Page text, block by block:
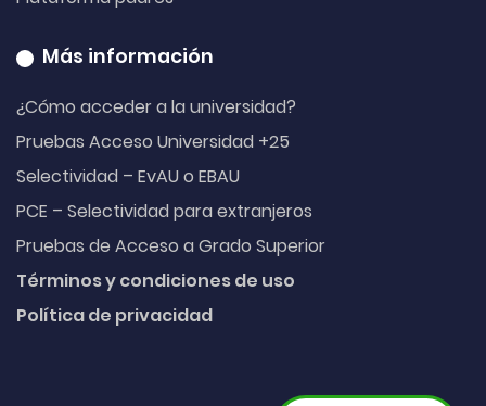
Más información
¿Cómo acceder a la universidad?
Pruebas Acceso Universidad +25
Selectividad – EvAU o EBAU
PCE – Selectividad para extranjeros
Pruebas de Acceso a Grado Superior
Términos y condiciones de uso
Política de privacidad